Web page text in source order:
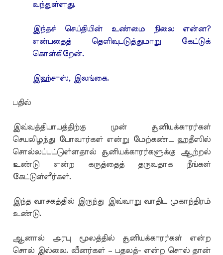
வந்துள்ளது.
இந்தச் செய்தியின் உண்மை நிலை என்ன?
என்பதைத் தெளிவுபடுத்துமாறு கேட்டுக்
கொள்கிறேன்.
இஹ்சாஸ், இலங்கை.
பதில்
இவ்வத்தியாயத்திற்கு முன் சூனியக்காரர்கள்
செயலிழந்து போவார்கள் என்று மேற்கண்ட ஹதீஸில்
சொல்லப்பட்டுள்ளதால் சூனியக்காரர்களுக்கு ஆற்றல்
உண்டு என்ற கருத்தைத் தருவதாக நீங்கள்
கேட்டுள்ளீர்கள்.
இந்த வாசகத்தில் இருந்து இவ்வாறு வாதிட முகாந்திரம்
உண்டு.
ஆனால் அரபு மூலத்தில் சூனியக்காரர்கள் என்ற
சொல் இல்லை. வீனர்கள் – பதலத்- என்ற சொல் தான்